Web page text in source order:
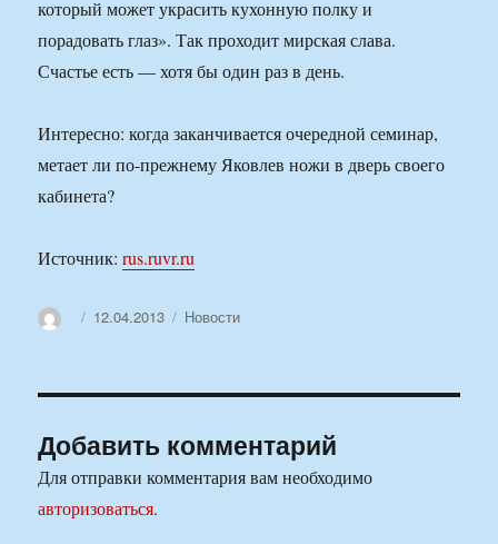
который может украсить кухонную полку и
порадовать глаз». Так проходит мирская слава.
Счастье есть — хотя бы один раз в день.
Интересно: когда заканчивается очередной семинар,
метает ли по-прежнему Яковлев ножи в дверь своего
кабинета?
Источник:rus.ruvr.ru
АвторОпубликовано
12.04.2013 Рубрики
Новости
Добавить комментарий
Для отправки комментария вам необходимо
авторизоваться.